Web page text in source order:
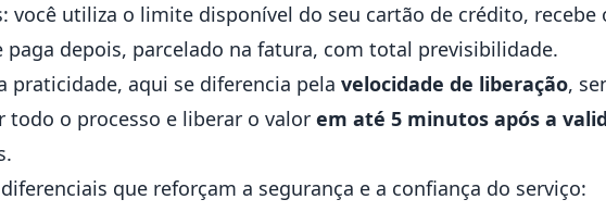
você utiliza o limite disponível do seu cartão de crédito, recebe
paga depois, parcelado na fatura, com total previsibilidade.
praticidade, aqui se diferencia pela velocidade de liberação,
todo o processo e liberar o valor em até 5 minutos após a
que reforçam a segurança e a confiança do serviço: